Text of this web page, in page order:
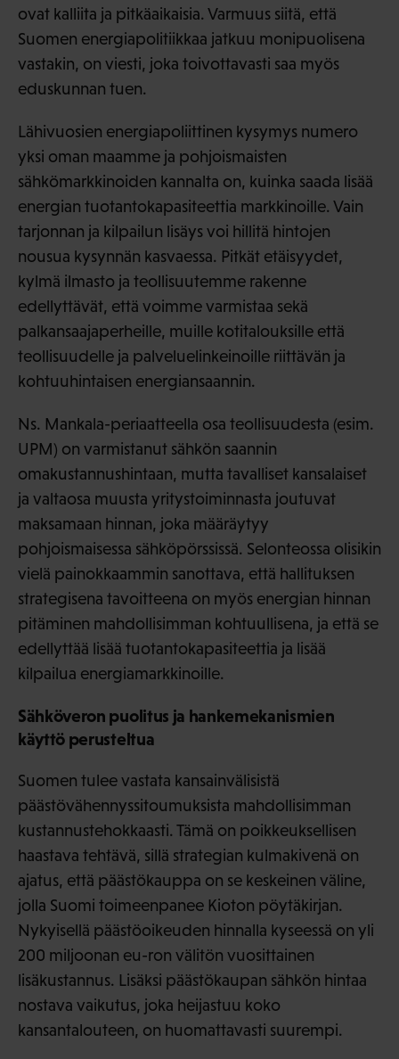
ovat kalliita ja pitkäaikaisia. Varmuus siitä, että
Suomen energiapolitiikkaa jatkuu monipuolisena
vastakin, on viesti, joka toivottavasti saa myös
eduskunnan tuen.
Lähivuosien energiapoliittinen kysymys numero
yksi oman maamme ja pohjoismaisten
sähkömarkkinoiden kannalta on, kuinka saada lisää
energian tuotantokapasiteettia markkinoille. Vain
tarjonnan ja kilpailun lisäys voi hillitä hintojen
nousua kysynnän kasvaessa. Pitkät etäisyydet,
kylmä ilmasto ja teollisuutemme rakenne
edellyttävät, että voimme varmistaa sekä
palkansaajaperheille, muille kotitalouksille että
teollisuudelle ja palveluelinkeinoille riittävän ja
kohtuuhintaisen energiansaannin.
Ns. Mankala-periaatteella osa teollisuudesta (esim.
UPM) on varmistanut sähkön saannin
omakustannushintaan, mutta tavalliset kansalaiset
ja valtaosa muusta yritystoiminnasta joutuvat
maksamaan hinnan, joka määräytyy
pohjoismaisessa sähköpörssissä. Selonteossa olisikin
vielä painokkaammin sanottava, että hallituksen
strategisena tavoitteena on myös energian hinnan
pitäminen mahdollisimman kohtuullisena, ja että se
edellyttää lisää tuotantokapasiteettia ja lisää
kilpailua energiamarkkinoille.
Sähköveron puolitus ja hankemekanismien
käyttö perusteltua
Suomen tulee vastata kansainvälisistä
päästövähennyssitoumuksista mahdollisimman
kustannustehokkaasti. Tämä on poikkeuksellisen
haastava tehtävä, sillä strategian kulmakivenä on
ajatus, että päästökauppa on se keskeinen väline,
jolla Suomi toimeenpanee Kioton pöytäkirjan.
Nykyisellä päästöoikeuden hinnalla kyseessä on yli
200 miljoonan eu-ron välitön vuosittainen
lisäkustannus. Lisäksi päästökaupan sähkön hintaa
nostava vaikutus, joka heijastuu koko
kansantalouteen, on huomattavasti suurempi.